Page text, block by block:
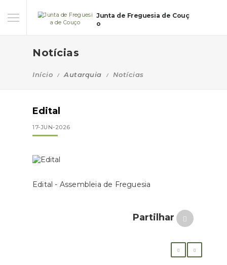
Junta de Freguesia de Couç
o
Notícias
Início Autarquia Notícias
Edital
17-JUN-2026
Edital - Assembleia de Freguesia
Partilhar